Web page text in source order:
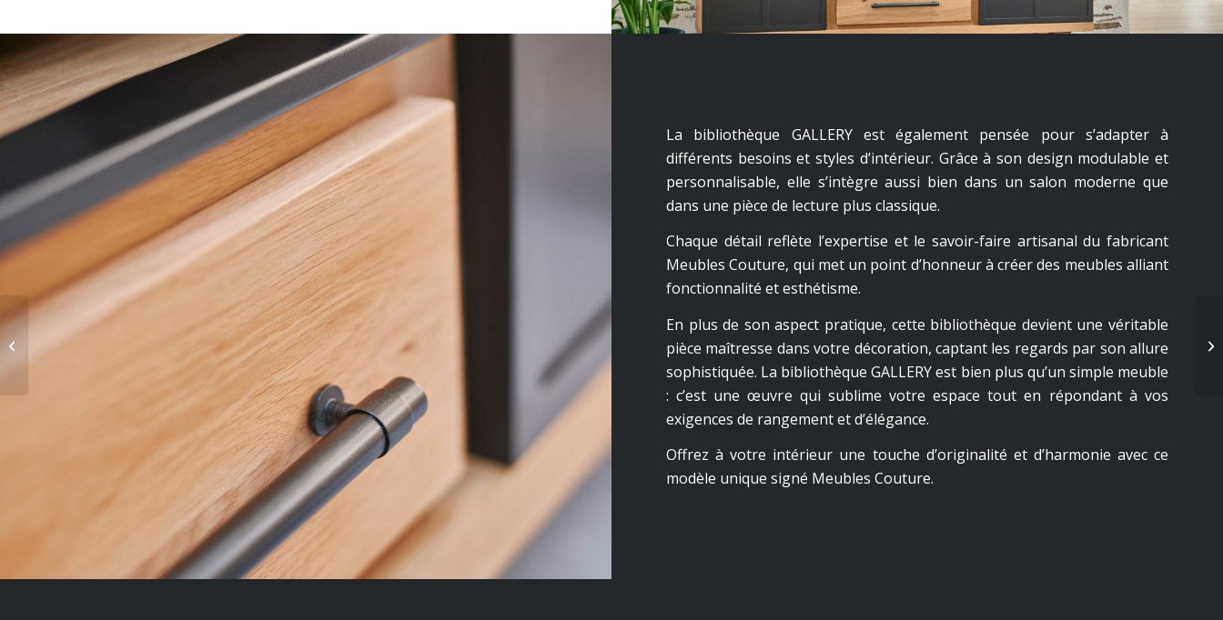
La bibliothèque GALLERY est également pensée pour s’adapter à
différents besoins et styles d’intérieur. Grâce à son design modulable et
personnalisable, elle s’intègre aussi bien dans un salon moderne que
dans une pièce de lecture plus classique.
Chaque détail reflète l’expertise et le savoir-faire artisanal du fabricant
Meubles Couture, qui met un point d’honneur à créer des meubles alliant
fonctionnalité et esthétisme.
En plus de son aspect pratique, cette bibliothèque devient une véritable
pièce maîtresse dans votre décoration, captant les regards par son allure
sophistiquée. La bibliothèque GALLERY est bien plus qu’un simple meuble
: c’est une œuvre qui sublime votre espace tout en répondant à vos
exigences de rangement et d’élégance.
Offrez à votre intérieur une touche d’originalité et d’harmonie avec ce
modèle unique signé Meubles Couture.
Bibliothèque Smart –
CELIO